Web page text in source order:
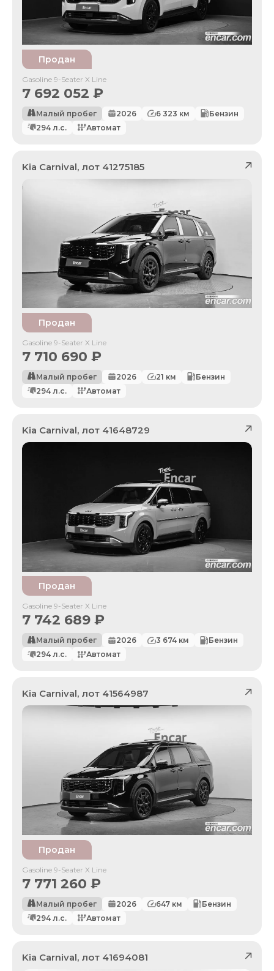
Продан
Gasoline 9-Seater X Line
7 692 052 ₽
Малый пробег 2026 6 323 км
Бензин
294 л.с. Автомат
Kia Carnival, лот 41275185
Продан
Gasoline 9-Seater X Line
7 710 690 ₽
Малый пробег 2026 21 км
Бензин
294 л.с. Автомат
Kia Carnival, лот 41648729
Продан
Gasoline 9-Seater X Line
7 742 689 ₽
Малый пробег 2026 3 674 км
Бензин
294 л.с. Автомат
Kia Carnival, лот 41564987
Продан
Gasoline 9-Seater X Line
7 771 260 ₽
Малый пробег 2026 647 км
Бензин
294 л.с. Автомат
Kia Carnival, лот 41694081